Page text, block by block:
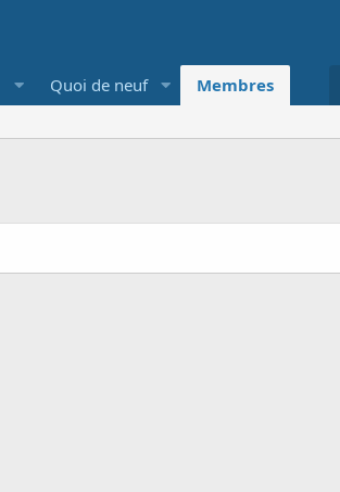
Quoi de neuf Membres